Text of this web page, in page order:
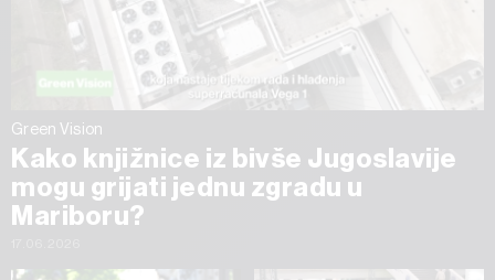
Green Vision
Kako knjižnice iz bivše Jugoslavije
mogu grijati jednu zgradu u
Mariboru?